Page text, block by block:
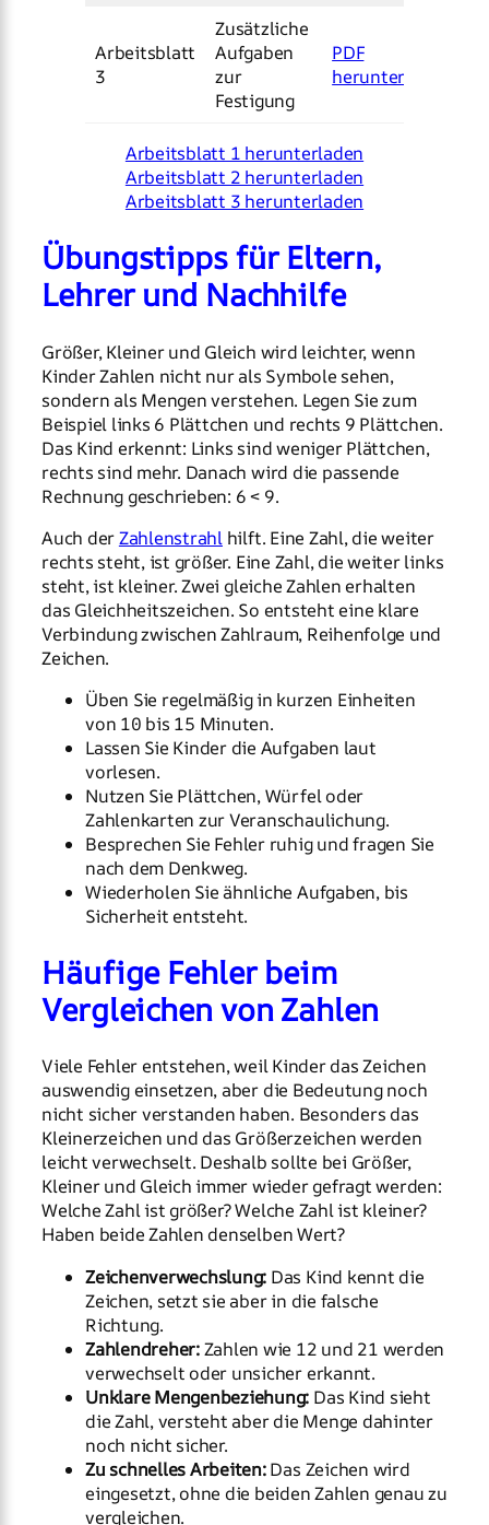
Arbeitsblatt
3
Zusätzliche
Aufgaben
zur
Festigung
PDF
herunterladen
Arbeitsblatt 1 herunterladen
Arbeitsblatt 2 herunterladen
Arbeitsblatt 3 herunterladen
Übungstipps für Eltern,
Lehrer und Nachhilfe
Größer, Kleiner und Gleich wird leichter, wenn
Kinder Zahlen nicht nur als Symbole sehen,
sondern als Mengen verstehen. Legen Sie zum
Beispiel links 6 Plättchen und rechts 9 Plättchen.
Das Kind erkennt: Links sind weniger Plättchen,
rechts sind mehr. Danach wird die passende
Rechnung geschrieben: 6 < 9.
Auch derZahlenstrahlhilft. Eine Zahl, die weiter
rechts steht, ist größer. Eine Zahl, die weiter links
steht, ist kleiner. Zwei gleiche Zahlen erhalten
das Gleichheitszeichen. So entsteht eine klare
Verbindung zwischen Zahlraum, Reihenfolge und
Zeichen.
Üben Sie regelmäßig in kurzen Einheiten
von 10 bis 15 Minuten.
Lassen Sie Kinder die Aufgaben laut
vorlesen.
Nutzen Sie Plättchen, Würfel oder
Zahlenkarten zur Veranschaulichung.
Besprechen Sie Fehler ruhig und fragen Sie
nach dem Denkweg.
Wiederholen Sie ähnliche Aufgaben, bis
Sicherheit entsteht.
Häufige Fehler beim
Vergleichen von Zahlen
Viele Fehler entstehen, weil Kinder das Zeichen
auswendig einsetzen, aber die Bedeutung noch
nicht sicher verstanden haben. Besonders das
Kleinerzeichen und das Größerzeichen werden
leicht verwechselt. Deshalb sollte bei Größer,
Kleiner und Gleich immer wieder gefragt werden:
Welche Zahl ist größer? Welche Zahl ist kleiner?
Haben beide Zahlen denselben Wert?
Zeichenverwechslung: Das Kind kennt die
Zeichen, setzt sie aber in die falsche
Richtung.
Zahlendreher:Zahlen wie 12 und 21 werden
verwechselt oder unsicher erkannt.
Unklare Mengenbeziehung: Das Kind sieht
die Zahl, versteht aber die Menge dahinter
noch nicht sicher.
Zu schnelles Arbeiten:Das Zeichen wird
eingesetzt, ohne die beiden Zahlen genau zu
vergleichen.